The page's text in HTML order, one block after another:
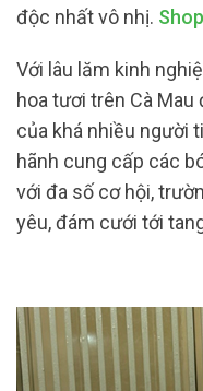
độc nhất vô nhị.
Với lâu lăm kinh
hoa tươi trên Cà
của khá nhiều người
hãnh cung cấp các
với đa số cơ hội,
yêu, đám cưới tới